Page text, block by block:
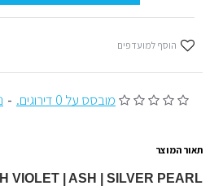
מובסס על 0 דירוגים. -
הוסף למועדפים
תאור המוצר
VIOLET | ASH | SILVER PEARL